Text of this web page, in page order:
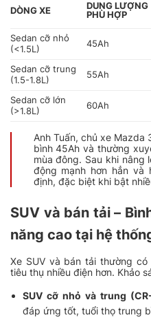
DÒNG XE
DUNG LƯỢNG
PHÙ HỢP
Sedan cỡ nhỏ
(<1.5L)
45Ah
Sedan cỡ trung
(1.5-1.8L)
55Ah
Sedan cỡ lớn
(>1.8L)
60Ah
Anh Tuấn, chủ xe Mazda
bình 45Ah và thường
mùa đông. Sau khi nâng
động mạnh hơn hẳn và
định, đặc biệt khi bật
SUV và bán tải –
năng cao tại hệ
Xe SUV và bán tải thường
tiêu thụ nhiều điện hơn. Khảo
SUV cỡ nhỏ và trung
đáp ứng tốt, tuổi thọ trung